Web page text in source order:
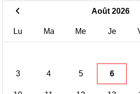
Août 2026
Lu Ma Me Je
3 4 5 6